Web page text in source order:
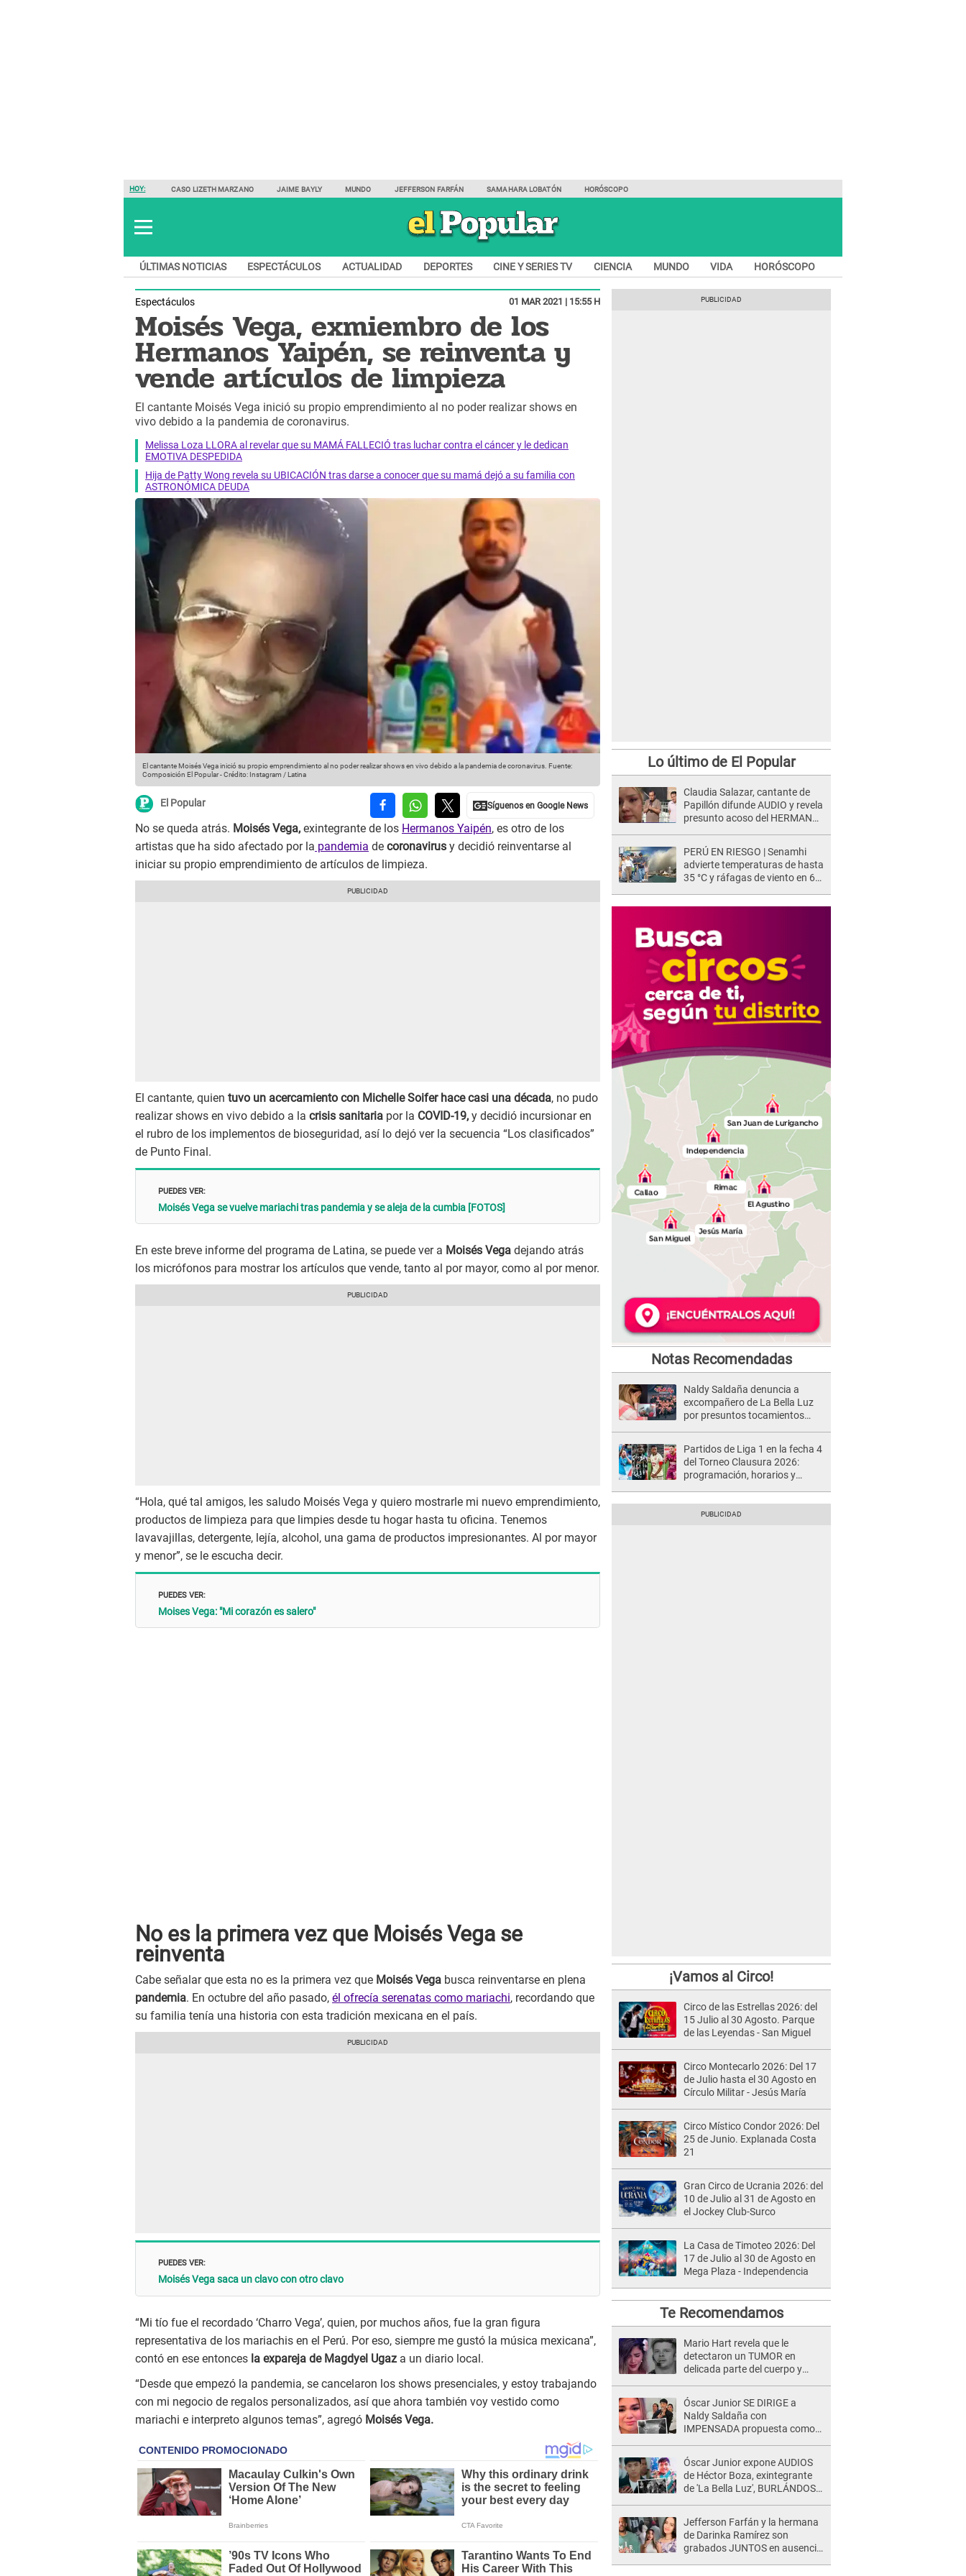
HOY: CASO LIZETH MARZANO JAIME BAYLY MUNDO JEFFERSON FARFÁN SAMAHARA LOBATÓN HORÓSCOPO
ÚLTIMAS NOTICIAS ESPECTÁCULOS ACTUALIDAD DEPORTES CINE Y SERIES TV CIENCIA MUNDO VIDA HORÓSCOPO
Espectáculos 01 MAR 2021 | 15:55 H
Moisés Vega, exmiembro de los
Hermanos Yaipén, se reinventa y
vende artículos de limpieza
El cantante Moisés Vega inició su propio emprendimiento al no poder realizar shows en
vivo debido a la pandemia de coronavirus.
Melissa Loza LLORA al revelar que su MAMÁ FALLECIÓ tras luchar contra el cáncer y le dedican
EMOTIVA DESPEDIDA
Hija de Patty Wong revela su UBICACIÓN tras darse a conocer que su mamá dejó a su familia con
ASTRONÓMICA DEUDA
El cantante Moisés Vega inició su propio emprendimiento al no poder realizar shows en vivo debido a la pandemia de coronavirus. Fuente:
Composición El Popular-Crédito: Instagram / Latina
El Popular
No se queda atrás. Moisés Vega, exintegrante de los Hermanos Yaipén, es otro de los
artistas que ha sido afectado por la pandemia de coronavirus y decidió reinventarse al
iniciar su propio emprendimiento de artículos de limpieza.
El cantante, quien tuvo un acercamiento con Michelle Soifer hace casi una década, no pudo
realizar shows en vivo debido a la crisis sanitaria por la COVID-19, y decidió incursionar en
el rubro de los implementos de bioseguridad, así lo dejó ver la secuencia “Los clasificados”
de Punto Final.
PUEDES VER:
Moisés Vega se vuelve mariachi tras pandemia y se aleja de la cumbia [FOTOS]
En este breve informe del programa de Latina, se puede ver a Moisés Vega dejando atrás
los micrófonos para mostrar los artículos que vende, tanto al por mayor, como al por menor.
“Hola, qué tal amigos, les saludo Moisés Vega y quiero mostrarle mi nuevo emprendimiento,
productos de limpieza para que limpies desde tu hogar hasta tu oficina. Tenemos
lavavajillas, detergente, lejía, alcohol, una gama de productos impresionantes. Al por mayor
y menor”, se le escucha decir.
PUEDES VER:
Moises Vega: "Mi corazón es salero"
No es la primera vez que Moisés Vega se
reinventa
Cabe señalar que esta no es la primera vez que Moisés Vega busca reinventarse en plena
pandemia. En octubre del año pasado, él ofrecía serenatas como mariachi, recordando que
su familia tenía una historia con esta tradición mexicana en el país.
PUEDES VER:
Moisés Vega saca un clavo con otro clavo
“Mi tío fue el recordado ‘Charro Vega’, quien, por muchos años, fue la gran figura
representativa de los mariachis en el Perú. Por eso, siempre me gustó la música mexicana”,
contó en ese entonces la expareja de Magdyel Ugaz a un diario local.
“Desde que empezó la pandemia, se cancelaron los shows presenciales, y estoy trabajando
con mi negocio de regalos personalizados, así que ahora también voy vestido como
mariachi e interpreto algunos temas”, agregó Moisés Vega.
Lo último de El Popular
Claudia Salazar, cantante de
Papillón difunde AUDIO y revela
presunto acoso del HERMANO
Luz: "Me quedé asustada, en
shock"
PERÚ EN RIESGO | Senamhi
advierte temperaturas de hasta
35 °C y ráfagas de viento en 6
Notas Recomendadas
Naldy Saldaña denuncia a
excompañero de La Bella Luz
por presuntos tocamientos
Partidos de Liga 1 en la fecha 4
del Torneo Clausura 2026:
programación, horarios y
¡Vamos al Circo!
Circo de las Estrellas 2026: del
15 Julio al 30 Agosto. Parque
de las Leyendas - San Miguel
Circo Montecarlo 2026: Del 17
de Julio hasta el 30 Agosto en
Círculo Militar - Jesús María
Circo Místico Condor 2026: Del
25 de Junio. Explanada Costa
21
Gran Circo de Ucrania 2026: del
10 de Julio al 31 de Agosto en
el Jockey Club-Surco
La Casa de Timoteo 2026: Del
17 de Julio al 30 de Agosto en
Mega Plaza - Independencia
Te Recomendamos
Mario Hart revela que le
detectaron un TUMOR en
delicada parte del cuerpo y
muy fuertes..."
Óscar Junior SE DIRIGE a
Naldy Saldaña con
IMPENSADA propuesta como
denuncia: "Otro tipo de ley..."
Óscar Junior expone AUDIOS
de Héctor Boza, exintegrante
de 'La Bella Luz', BURLÁNDOSE
Jefferson Farfán y la hermana
de Darinka Ramírez son
grabados JUNTOS en ausencia